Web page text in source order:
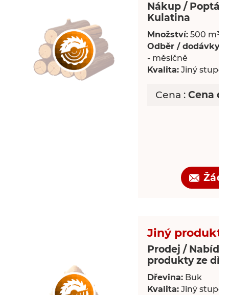
Nákup /
Kulatina
Množství: 500 m³
Odběr / dodávky:
- měsíčně
Kvalita: Jiný
Cena : Cena
Jiný produkt
Prodej /
produkty ze
Dřevina: Buk
Kvalita: Jiný